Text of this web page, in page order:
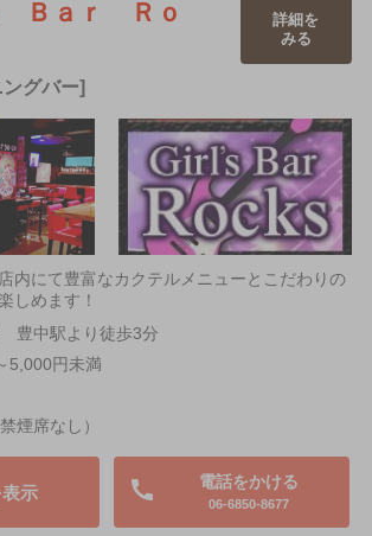
Ｂａｒ Ｒｏ
グバー]
詳細を
みる
内にて豊富なカクテルメニューとこだわりの
しめます！
豊中駅より徒歩3分
5,000円未満
煙席なし）
電話をかける
06-6850-8677
示